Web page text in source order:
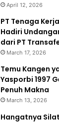
April 12, 2026
PT Tenaga
Hadiri
dari PT
March 17, 2026
Temu Kangen
Yasporbi 1997
Penuh Makna
March 13, 2026
Hangatnya